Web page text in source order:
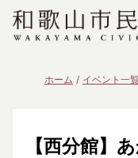
ホーム イベント一
【西分館】